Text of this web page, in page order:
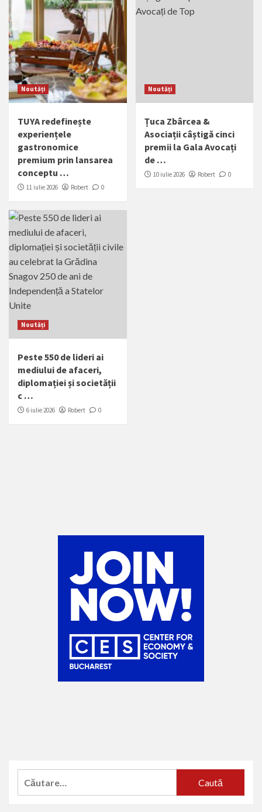
Noutăți
TUYA redefinește
experiențele
gastronomice
premium prin lansarea
conceptu …
11 iulie 2026 Robert 0
Noutăți
Țuca Zbârcea &
Asociații câștigă cinci
premii la Gala Avocați
de …
10 iulie 2026 Robert 0
Noutăți
Peste 550 de lideri ai
mediului de afaceri,
diplomației și societății
c …
6 iulie 2026 Robert 0
Caută